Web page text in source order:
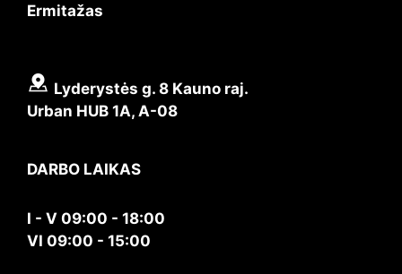
Ermitažas
Lyderystės g. 8 Kauno raj.
Urban HUB 1A, A-08
DARBO LAIKAS
I - V 09:00 - 18:00
VI 09:00 - 15:00